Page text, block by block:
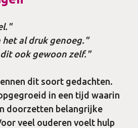
het al druk genoeg."
ook gewoon zelf."
dit soort gedachten.
in een tijd waarin
doorzetten belangrijke
veel ouderen voelt hulp